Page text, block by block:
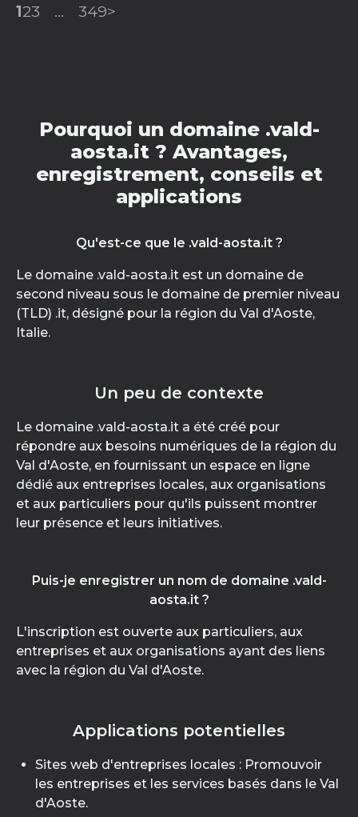
123 ... 349>
Pourquoi un domaine .vald-
aosta.it ? Avantages,
enregistrement, conseils et
applications
Qu'est-ce que le .vald-aosta.it ?
Le domaine .vald-aosta.it est un domaine de
second niveau sous le domaine de premier niveau
(TLD) .it, désigné pour la région du Val d'Aoste,
Italie.
Un peu de contexte
Le domaine .vald-aosta.it a été créé pour
répondre aux besoins numériques de la région du
Val d'Aoste, en fournissant un espace en ligne
dédié aux entreprises locales, aux organisations
et aux particuliers pour qu'ils puissent montrer
leur présence et leurs initiatives.
Puis-je enregistrer un nom de domaine .vald-
aosta.it ?
L'inscription est ouverte aux particuliers, aux
entreprises et aux organisations ayant des liens
avec la région du Val d'Aoste.
Applications potentielles
Sites web d'entreprises locales : Promouvoir
les entreprises et les services basés dans le Val
d'Aoste.